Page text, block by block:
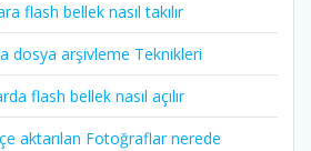
flash bellek nasıl takılır
dosya arşivleme Teknikleri
flash bellek nasıl açılır
aktarılan Fotoğraflar nerede